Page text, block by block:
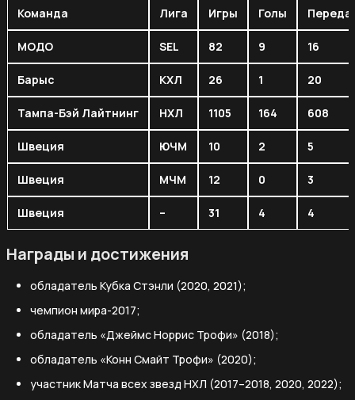
Команда Лига Игры Голы
МОДО SEL 82 9 16
Барыс КХЛ 26 1 20
Тампа-Бэй Лайтнинг НХЛ 1105 164 608
Швеция ЮЧМ 10 2 5
Швеция МЧМ 12 0 3
Швеция – 31 4 4
Награды и достижения
обладатель Кубка Стэнли (2020, 2021);
чемпион мира-2017;
обладатель «Джеймс Норрис Трофи» (2018);
обладатель «Конн Смайт Трофи» (2020);
участник Матча всех звезд НХЛ (2017–2018, 2020, 2022);